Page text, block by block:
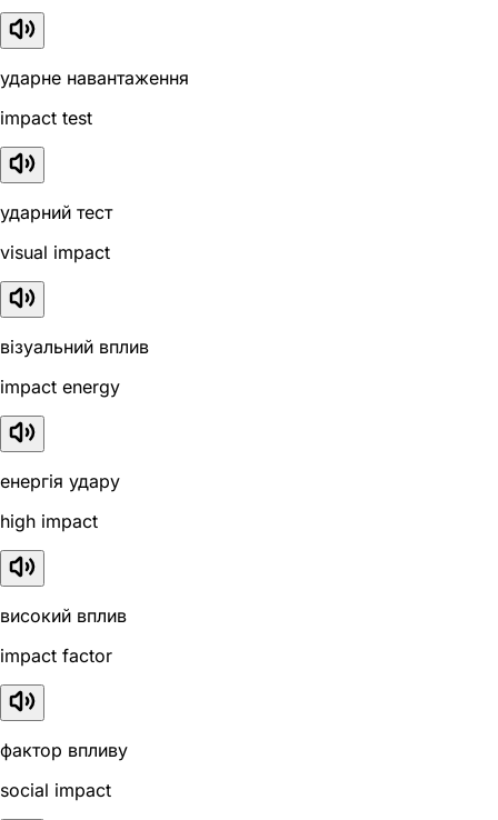
ударне навантаження
impact test
ударний тест
visual impact
візуальний вплив
impact energy
енергія удару
high impact
високий вплив
impact factor
фактор впливу
social impact